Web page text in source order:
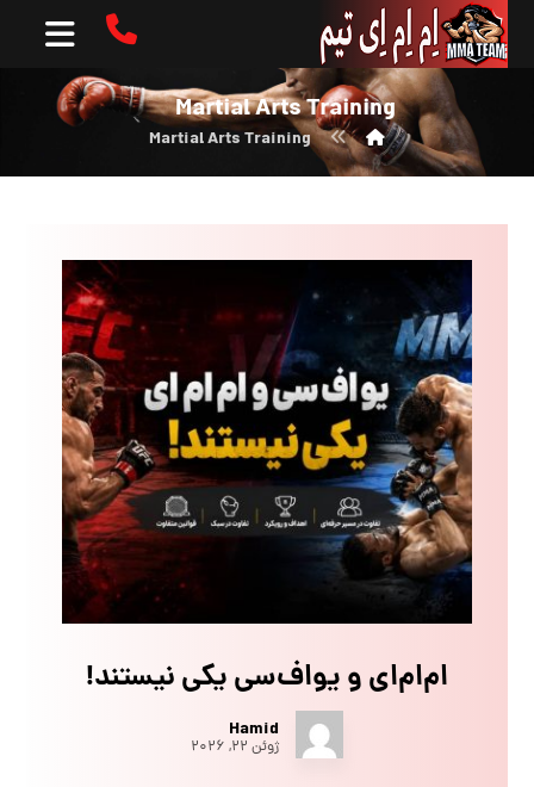
Martial Arts Training
Martial Arts Training
ام‌ام‌ای و یو‌اف‌سی یکی نیستند!
Hamid
ژوئن ۲۲, ۲۰۲۶